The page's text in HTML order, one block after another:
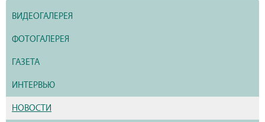
ВИДЕОГАЛЕРЕЯ
ФОТОГАЛЕРЕЯ
ГАЗЕТА
ИНТЕРВЬЮ
НОВОСТИ